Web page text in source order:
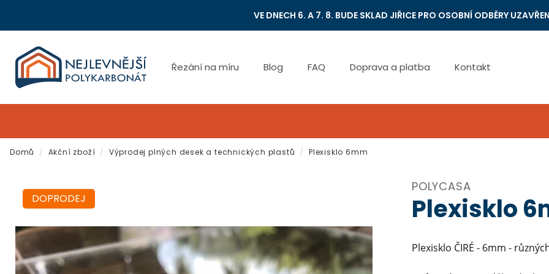
VE DNECH 6. A 7. 8. BUDE SKLAD JIŘICE PRO OSOBNÍ ODBĚRY
Řezání na míru Blog FAQ Doprava a platba Kontakt
Domů / Akční zboží / Výprodej plných desek a technických plastů / Plexisklo 6mm
POLYCASA
Plexisklo
Plexisklo ČIRÉ - 6mm -
DOPRODEJ